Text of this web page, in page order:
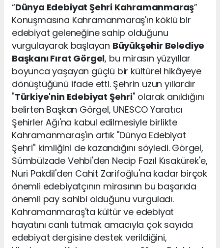
“Dünya Edebiyat Şehri Kahramanmaraş”
Konuşmasına Kahramanmaraş'ın köklü bir
edebiyat geleneğine sahip olduğunu
vurgulayarak başlayan Büyükşehir Belediye
Başkanı Fırat Görgel, bu mirasın yüzyıllar
boyunca yaşayan güçlü bir kültürel hikâyeye
dönüştüğünü ifade etti. Şehrin uzun yıllardır
"Türkiye'nin Edebiyat Şehri" olarak anıldığını
belirten Başkan Görgel, UNESCO Yaratıcı
Şehirler Ağı'na kabul edilmesiyle birlikte
Kahramanmaraş'ın artık "Dünya Edebiyat
Şehri" kimliğini de kazandığını söyledi. Görgel,
Sümbülzade Vehbi'den Necip Fazıl Kısakürek'e,
Nuri Pakdil'den Cahit Zarifoğlu'na kadar birçok
önemli edebiyatçının mirasının bu başarıda
önemli pay sahibi olduğunu vurguladı.
Kahramanmaraş'ta kültür ve edebiyat
hayatını canlı tutmak amacıyla çok sayıda
edebiyat dergisine destek verildiğini,